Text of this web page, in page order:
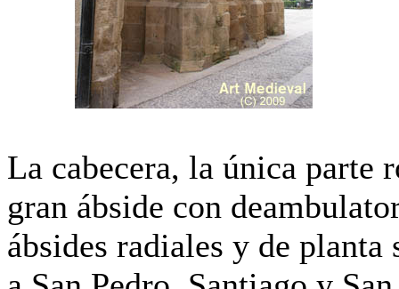
La cabecera, la única parte
gran ábside con
ábsides radiales y de